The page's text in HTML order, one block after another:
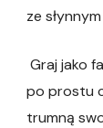
ze
Graj jako
po prostu
trumną